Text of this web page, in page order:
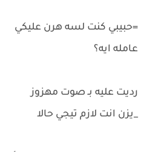
=حبيبي كنت لسه هرن عليكي
عامله ايه؟
رديت عليه بـ صوت مهزوز
_يزن انت لازم تيجي حالا